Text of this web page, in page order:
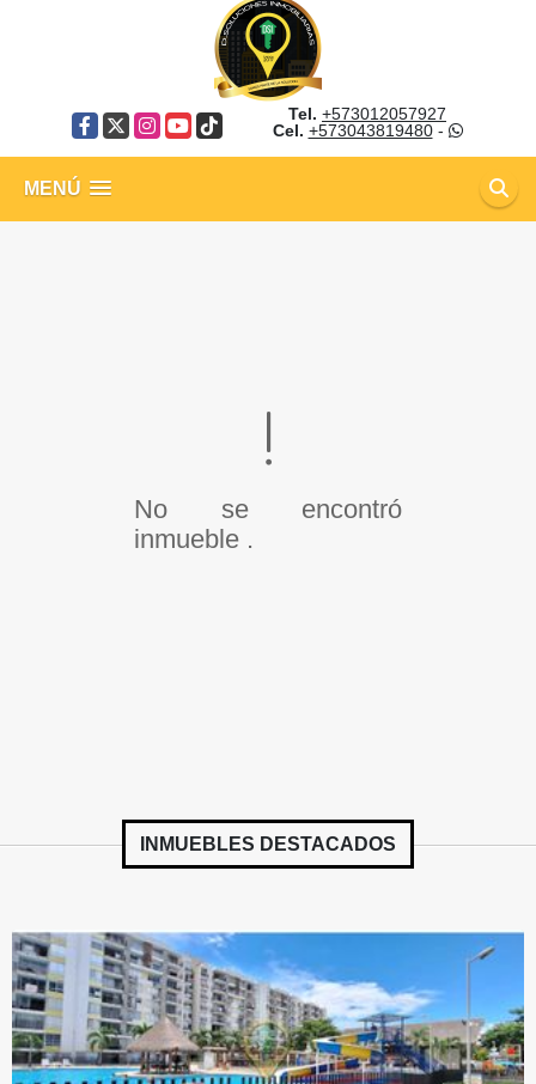
Facebook
X Instagram
YouTube
TikTok
Tel. +573012057927
Cel. +573043819480-
MENÚ
No se encontró
inmueble .
INMUEBLES DESTACADOS